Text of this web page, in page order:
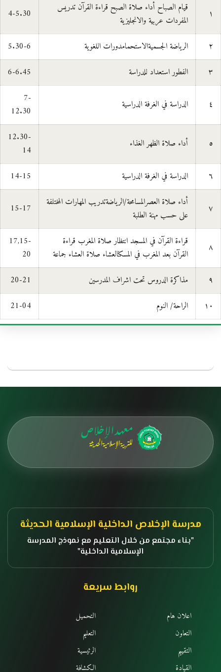
١
قيام الصباح أداء صلاة الصبح قراءة القرآن تدريس
المفردات عربية والانجليزية
4-5.30
٢ الرياضة الجسميةالاستحمامدورات اللغوية
5.30-6
٣
الفطور استعداد للدراسة 6-6.45
٤ الدراسة في الغرفة الدراسية
7-
12.30
٥ أداء صلاة الظهر الغذاء
12.30-
14
٦
الدراسة في الغرفة الدراسية 14-15
٧
أداء صلاة العصرالمسامحة/الرياضةتدريب المهارات المختلفة
على حسب مهنة الطلبة
15-17
٨
قراءة القرآن في المسجد انتظار صلاة المغرب قراءة
القرآن بعد المغرب في المسكنالعشاء صلاة العشاء جماعة
17,15-
20
٩
مذاكرة الدروس تحت اشراف المدرسين
20-21
١٠
الراحة/ النوم 21-04
مدرسة الإخلاص الداخلية الإسلامية الحديثة
بناء مجتمع من خلال التعليم مع نموذج المدرسة
الإسلامية الداخلية
روابط سريعة
اعلان هام
التحميل
التعاون
التعليم
التقييم
الرئيسية
القيادة
الكشافة